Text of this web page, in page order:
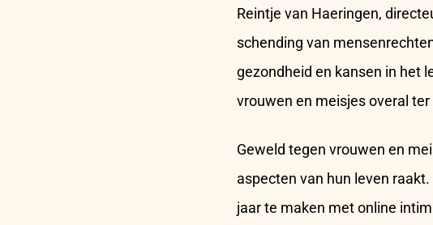
Reintje van Haeringen,
schending van
gezondheid en kansen in het
vrouwen en meisjes overal
Geweld tegen vrouwen en
aspecten van hun leven
jaar te maken met online